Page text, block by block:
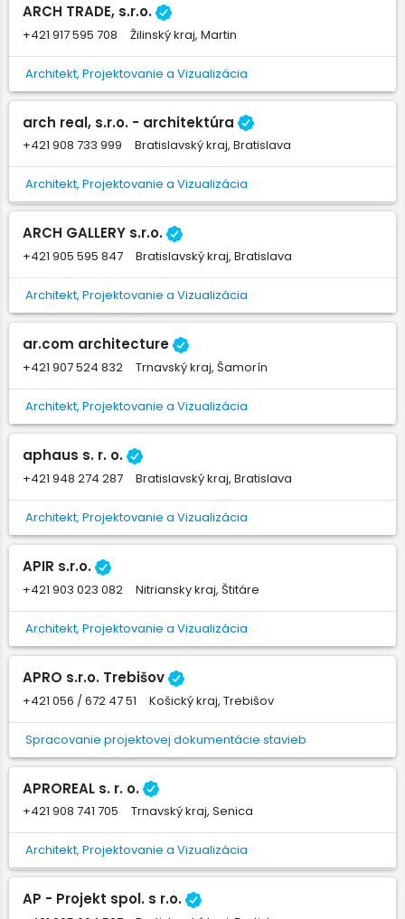
ARCH TRADE, s.r.o.
+421 917 595 708 Žilinský kraj, Martin
Architekt, Projektovanie a Vizualizácia
arch real, s.r.o. - architektúra
+421 908 733 999 Bratislavský kraj, Bratislava
Architekt, Projektovanie a Vizualizácia
ARCH GALLERY s.r.o.
+421 905 595 847 Bratislavský kraj, Bratislava
Architekt, Projektovanie a Vizualizácia
ar.com architecture
+421 907 524 832 Trnavský kraj, Šamorín
Architekt, Projektovanie a Vizualizácia
aphaus s. r. o.
+421 948 274 287 Bratislavský kraj, Bratislava
Architekt, Projektovanie a Vizualizácia
APIR s.r.o.
+421 903 023 082 Nitriansky kraj, Štitáre
Architekt, Projektovanie a Vizualizácia
APRO s.r.o. Trebišov
+421 056 / 672 47 51 Košický kraj, Trebišov
Spracovanie projektovej dokumentácie stavieb
APROREAL s. r. o.
+421 908 741 705 Trnavský kraj, Senica
Architekt, Projektovanie a Vizualizácia
AP - Projekt spol. s r.o.